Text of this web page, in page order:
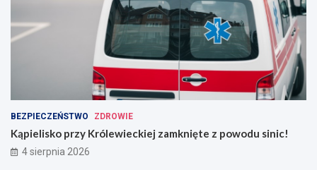
BEZPIECZEŃSTWO ZDROWIE
Kąpielisko przy Królewieckiej zamknięte z powodu sinic!
4 sierpnia 2026